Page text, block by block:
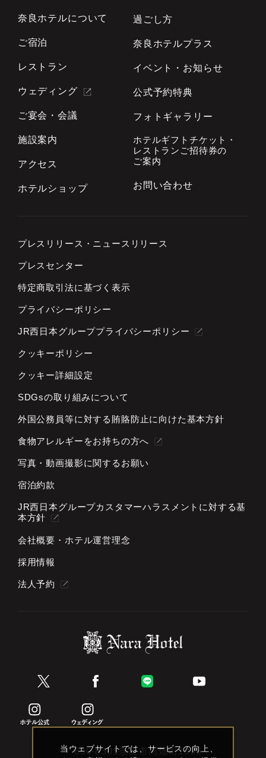
〒630-8301奈良市高畑町1096
奈良ホテルについて
ご宿泊
レストラン
ウェディング
ご宴会・会議
施設案内
アクセス
ホテルショップ
過ごし方
奈良ホテルプラス
イベント・お知らせ
公式予約特典
フォトギャラリー
ホテルギフトチケット・
レストランご招待券の
ご案内
お問い合わせ
プレスリリース・ ニュースリリース
プレスセンター
特定商取引法に基づく表示
プライバシーポリシー
JR西日本グループプライバシーポリシー
クッキーポリシー
クッキー詳細設定
SDGsの取り組みについて
外国公務員等に対する 賄賂防止に向けた基本方針
食物アレルギーをお持ちの方へ
写真・動画撮影に関するお願い
宿泊約款
JR西日本グループカスタマーハラスメントに対する基
本方針
会社概要・ホテル運営理念
採用情報
法人予約
当ウェブサイトでは、サービスの向上、